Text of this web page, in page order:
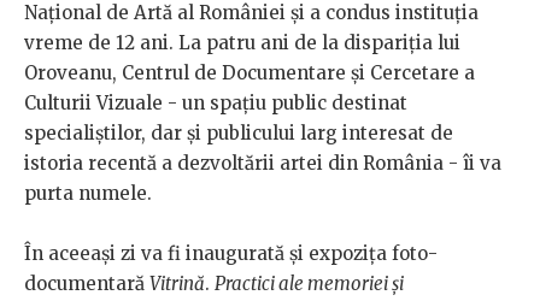
Naţional de Artă al României și a condus instituția
vreme de 12 ani. La patru ani de la dispariția lui
Oroveanu, Centrul de Documentare și Cercetare a
Culturii Vizuale - un spațiu public destinat
specialiștilor, dar și publicului larg interesat de
istoria recentă a dezvoltării artei din România - îi va
purta numele.
În aceeași zi va fi inaugurată și expozița foto-
documentară Vitrină. Practici ale memoriei și